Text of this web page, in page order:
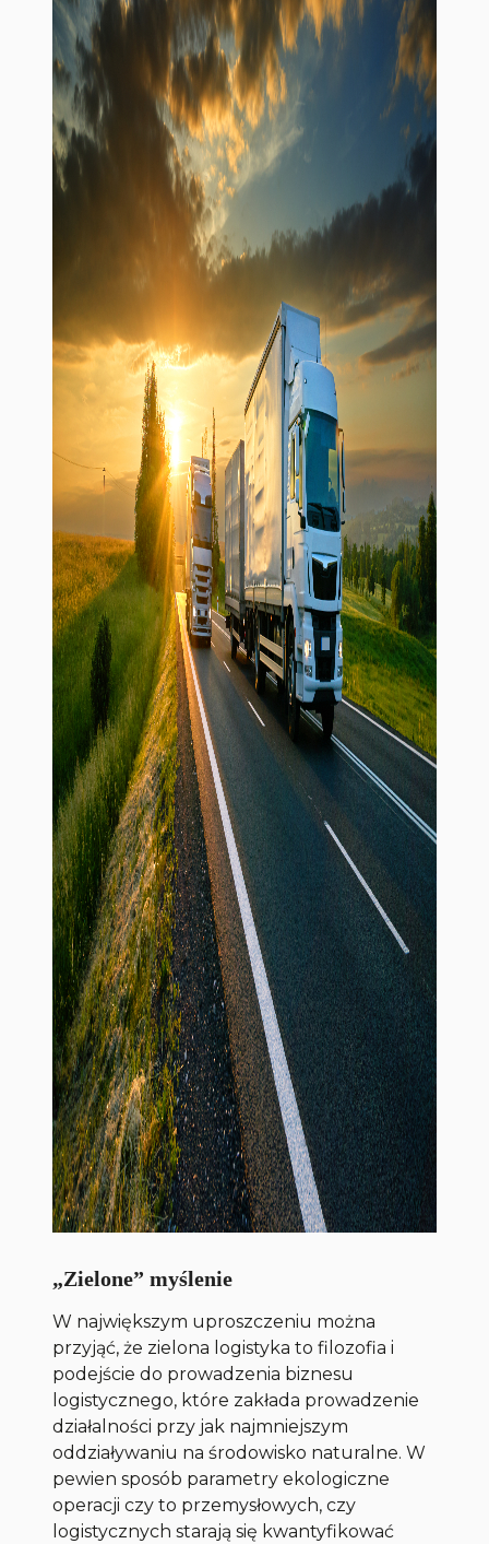
„Zielone” myślenie
W największym uproszczeniu można
przyjąć, że zielona logistyka to filozofia i
podejście do prowadzenia biznesu
logistycznego, które zakłada prowadzenie
działalności przy jak najmniejszym
oddziaływaniu na środowisko naturalne. W
pewien sposób parametry ekologiczne
operacji czy to przemysłowych, czy
logistycznych starają się kwantyfikować